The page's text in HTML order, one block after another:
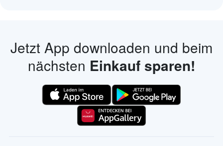
Jetzt App downloaden und beim
nächsten Einkauf sparen!